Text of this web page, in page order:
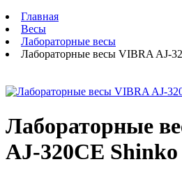
Главная
Весы
Лабораторные весы
Лабораторные весы VIBRA AJ-
Лабораторные
AJ-320CE Shinko